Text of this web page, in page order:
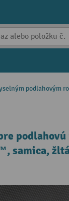
podlahovým
podlahovú
samica,